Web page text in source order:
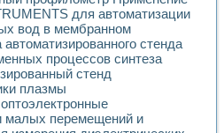
для автоматизации
вод в мембранном
стенда
процессов синтеза
стенд
плазмы
малых перемещений и